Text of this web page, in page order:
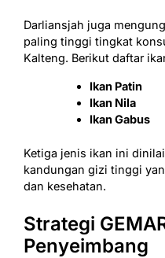
Darliansjah juga
paling tinggi tingkat
Kalteng. Berikut daftar
Ikan Patin
Ikan Nila
Ikan Gabus
Ketiga jenis ikan ini
kandungan gizi tinggi
dan kesehatan.
Strategi
Penyeimbang